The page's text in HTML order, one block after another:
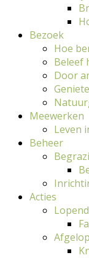
Bezoek
Hoe
Beleef
Door
Meewerken
Leven
Beheer
Acties